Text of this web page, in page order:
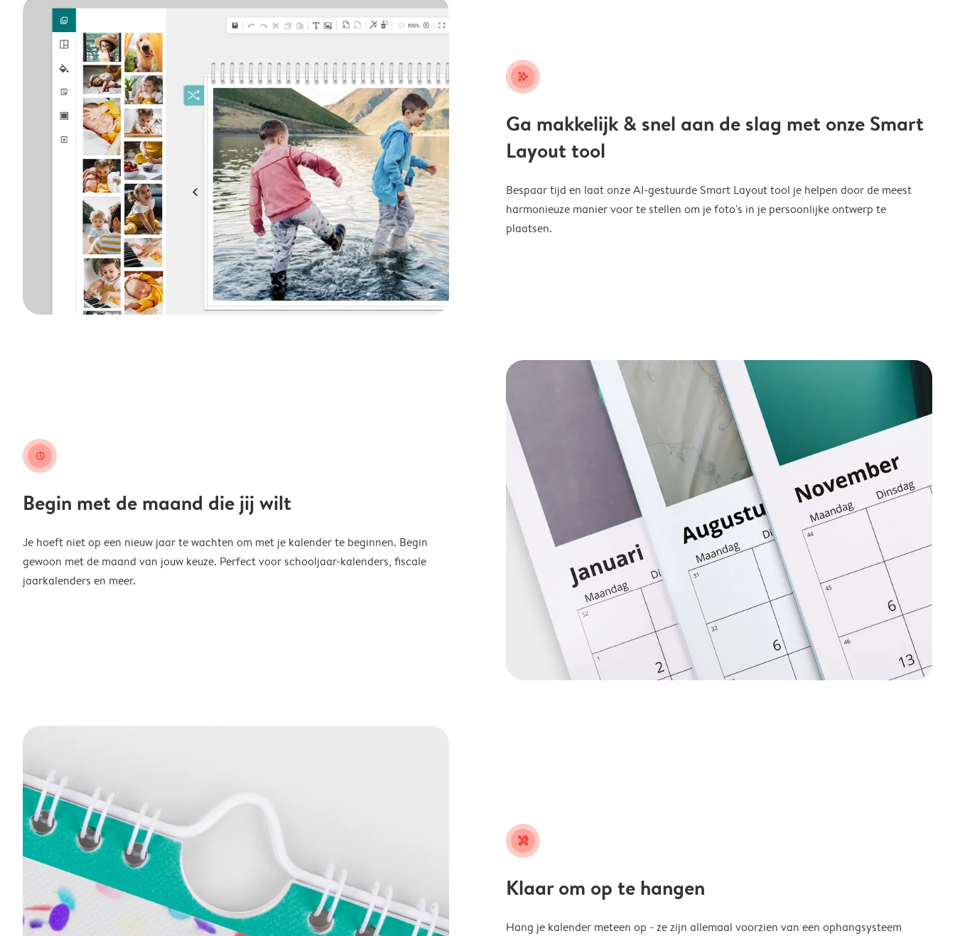
stars_plus
Ga makkelijk & snel aan de slag met onze Smart
Layout tool
Bespaar tijd en laat onze AI-gestuurde Smart Layout tool je helpen door de meest
harmonieuze manier voor te stellen om je foto's in je persoonlijke ontwerp te
plaatsen.
clock
Begin met de maand die jij wilt
Je hoeft niet op een nieuw jaar te wachten om met je kalender te beginnen. Begin
gewoon met de maand van jouw keuze. Perfect voor schooljaar-kalenders, fiscale
jaarkalenders en meer.
tools
Klaar om op te hangen
Hang je kalender meteen op - ze zijn allemaal voorzien van een ophangsysteem